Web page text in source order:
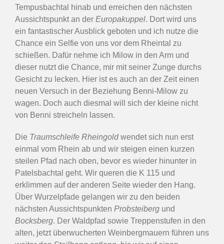
Tempusbachtal hinab und erreichen den nächsten
Aussichtspunkt an der Europakuppel. Dort wird uns
ein fantastischer Ausblick geboten und ich nutze die
Chance ein Selfie von uns vor dem Rheintal zu
schießen. Dafür nehme ich Milow in den Arm und
dieser nutzt die Chance, mir mit seiner Zunge durchs
Gesicht zu lecken. Hier ist es auch an der Zeit einen
neuen Versuch in der Beziehung Benni-Milow zu
wagen. Doch auch diesmal will sich der kleine nicht
von Benni streicheln lassen.
Die Traumschleife Rheingoldwendet sich nun erst
einmal vom Rhein ab und wir steigen einen kurzen
steilen Pfad nach oben, bevor es wieder hinunter in
Patelsbachtal geht. Wir queren die K 115 und
erklimmen auf der anderen Seite wieder den Hang.
Über Wurzelpfade gelangen wir zu den beiden
nächsten Aussichtspunkten Probsteiberg und
Bocksberg. Der Waldpfad sowie Treppenstufen in den
alten, jetzt überwucherten Weinbergmauern führen uns